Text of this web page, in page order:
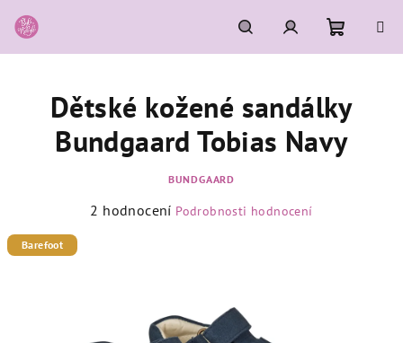
na
obsah
HledatPřihlášeníNákupní
košík
Dětské kožené sandálky
Bundgaard Tobias Navy
BUNDGAARD
Průměrné
hvězdiček.
2 hodnocení Podrobnosti hodnocení
Barefoot